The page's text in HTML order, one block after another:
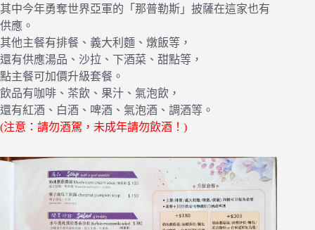
其中今年勇奪世界亞軍的「那普勒斯」披薩在這家也有
供應。
其他主餐有排餐、義大利麵、燉飯等，
還有供應湯品、沙拉、下酒菜、甜點等，
點主餐可加價升級套餐。
飲品有咖啡、茶飲、果汁、氣泡飲，
還有紅酒、白酒、啤酒、氣泡酒、調酒等。
(注意：請勿酒駕，未成年請勿飲酒！)